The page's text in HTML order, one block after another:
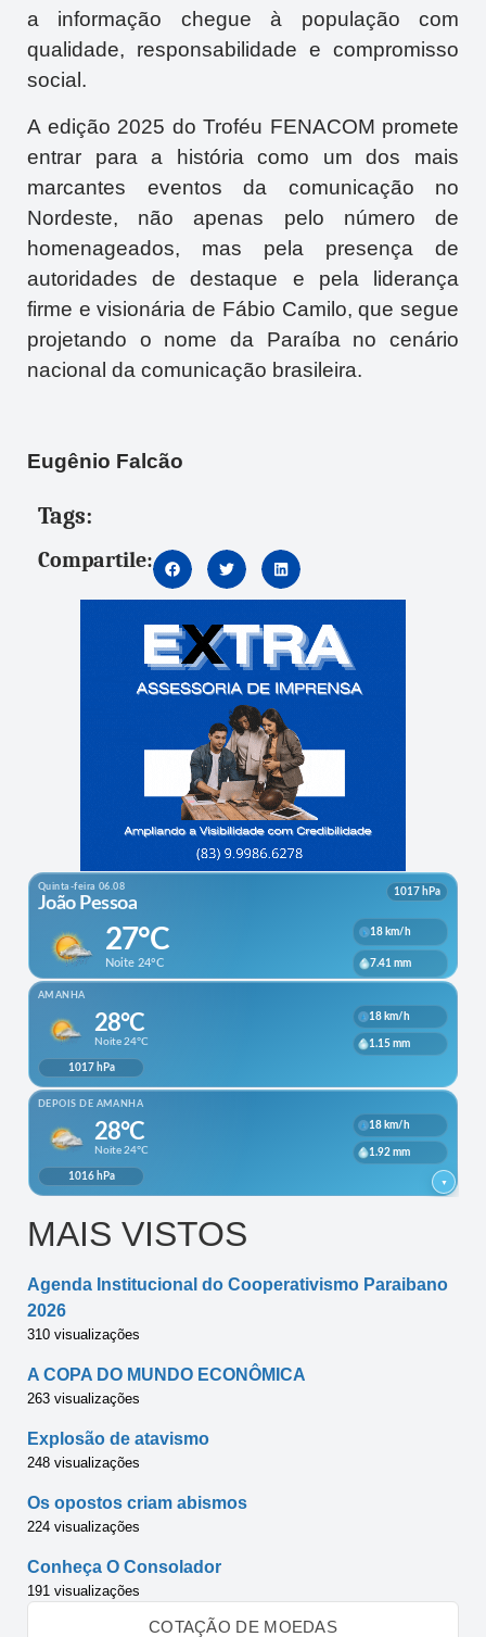
a informação chegue à população com
qualidade, responsabilidade e compromisso
social.
A edição 2025 do Troféu FENACOM promete
entrar para a história como um dos mais
marcantes eventos da comunicação no
Nordeste, não apenas pelo número de
homenageados, mas pela presença de
autoridades de destaque e pela liderança
firme e visionária de Fábio Camilo, que segue
projetando o nome da Paraíba no cenário
nacional da comunicação brasileira.
Eugênio Falcão
Tags:
Compartile:
MAIS VISTOS
Agenda Institucional do Cooperativismo Paraibano
2026
310 visualizações
A COPA DO MUNDO ECONÔMICA
263 visualizações
Explosão de atavismo
248 visualizações
Os opostos criam abismos
224 visualizações
Conheça O Consolador
191 visualizações
COTAÇÃO DE MOEDAS